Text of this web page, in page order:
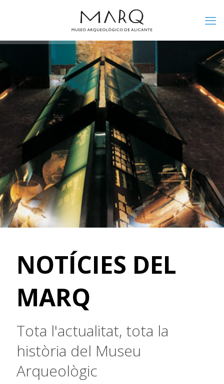
NOTÍCIES DEL
MARQ
Tota l'actualitat, tota la
història del Museu
Arqueològic